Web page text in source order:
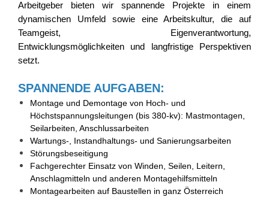
Arbeitgeber bieten wir spannende Projekte in einem
dynamischen Umfeld sowie eine Arbeitskultur, die auf
Teamgeist, Eigenverantwortung,
Entwicklungsmöglichkeiten und langfristige Perspektiven
setzt.
SPANNENDE AUFGABEN:
Montage und Demontage von Hoch- und
Höchstspannungsleitungen (bis 380-kv): Mastmontagen,
Seilarbeiten, Anschlussarbeiten
Wartungs-, Instandhaltungs- und Sanierungsarbeiten
Störungsbeseitigung
Fachgerechter Einsatz von Winden, Seilen, Leitern,
Anschlagmitteln und anderen Montagehilfsmitteln
Montagearbeiten auf Baustellen in ganz Österreich